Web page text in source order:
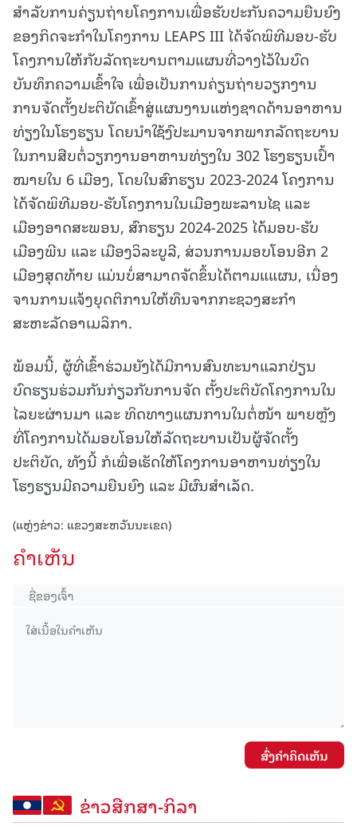
ສຳລັບການຄ່ຽນຖ່າຍໂຄງການເພື່ອຮັບປະກັນຄວາມຍືນຍົງ
ຂອງກິດຈະກໍາໃນໂຄງການ LEAPS III ໄດ້ຈັດພິທີມອບ-ຮັບ
ໂຄງການໃຫ້ກັບລັດຖະບານຕາມແຜນທີ່ວາງໄວ້ໃນບົດ
ບັນທຶກຄວາມເຂົ້າໃຈ ເພື່ອເປັນການຄ່ຽນຖ່າຍວຽກງານ
ການຈັດຕັ້ງປະຕິບັດເຂົ້າສູ່ແຜນງານແຫ່ງຊາດດ້ານອາຫານ
ທ່ຽງໃນໂຮງຮຽນ ໂດຍນໍາໃຊ້ງົປະມານຈາກພາກລັດຖະບານ
ໃນການສືບຕໍ່ວຽກງານອາຫານທ່ຽງໃນ 302 ໂຮງຮຽນເປົ້າ
ໝາຍໃນ 6 ເມືອງ, ໂດຍໃນສົກຮຽນ 2023-2024 ໂຄງການ
ໄດ້ຈັດພິທີມອບ-ຮັບໂຄງການໃນເມືອງພະລານໄຊ ແລະ
ເມືອງອາດສະພອນ, ສົກຮຽນ 2024-2025 ໄດ້ມອບ-ຮັບ
ເມືອງພີນ ແລະ ເມືອງວິລະບູລີ, ສ່ວນການມອບໂອນອີກ 2
ເມືອງສຸດທ້າຍ ແມ່ນບໍ່ສາມາດຈັດຂຶ້ນໄດ້ຕາມແແຜນ, ເນື່ອງ
ຈານການແຈ້ງຍຸດຕິການໃຫ້ທຶນຈາກກະຊວງສະກໍາ
ສະຫະລັດອາເມລິກາ.
ພ້ອມນີ້, ຜູ້ທີ່ເຂົ້າຮ່ວມຍັງໄດ້ມີການສົນທະນາແລກປ່ຽນ
ບົດຮຽນຮ່ວມກັນກ່ຽວກັບການຈັດ ຕັ້ງປະຕິບັດໂຄງການໃນ
ໄລຍະຜ່ານມາ ແລະ ທິດທາງແຜນການໃນຕໍ່ໜ້າ ພາຍຫຼັງ
ທີ່ໂຄງການໄດ້ມອບໂອນໃຫ້ລັດຖະບານເປັນຜູ້ຈັດຕັ້ງ
ປະຕິບັດ, ທັງນີ້ ກໍເພື່ອເຮັດໃຫ້ໂຄງການອາຫານທ່ຽງໃນ
ໂຮງຮຽນມີຄວາມຍືນຍົງ ແລະ ມີຜົນສຳເລັດ.
(ແຫຼ່ງຂ່າວ: ແຂວງສະຫວັນນະເຂດ)
ຄໍາເຫັນ
ສົ່ງຄໍາຄິດເຫັນ
ຂ່າວສືກສາ-ກິລາ